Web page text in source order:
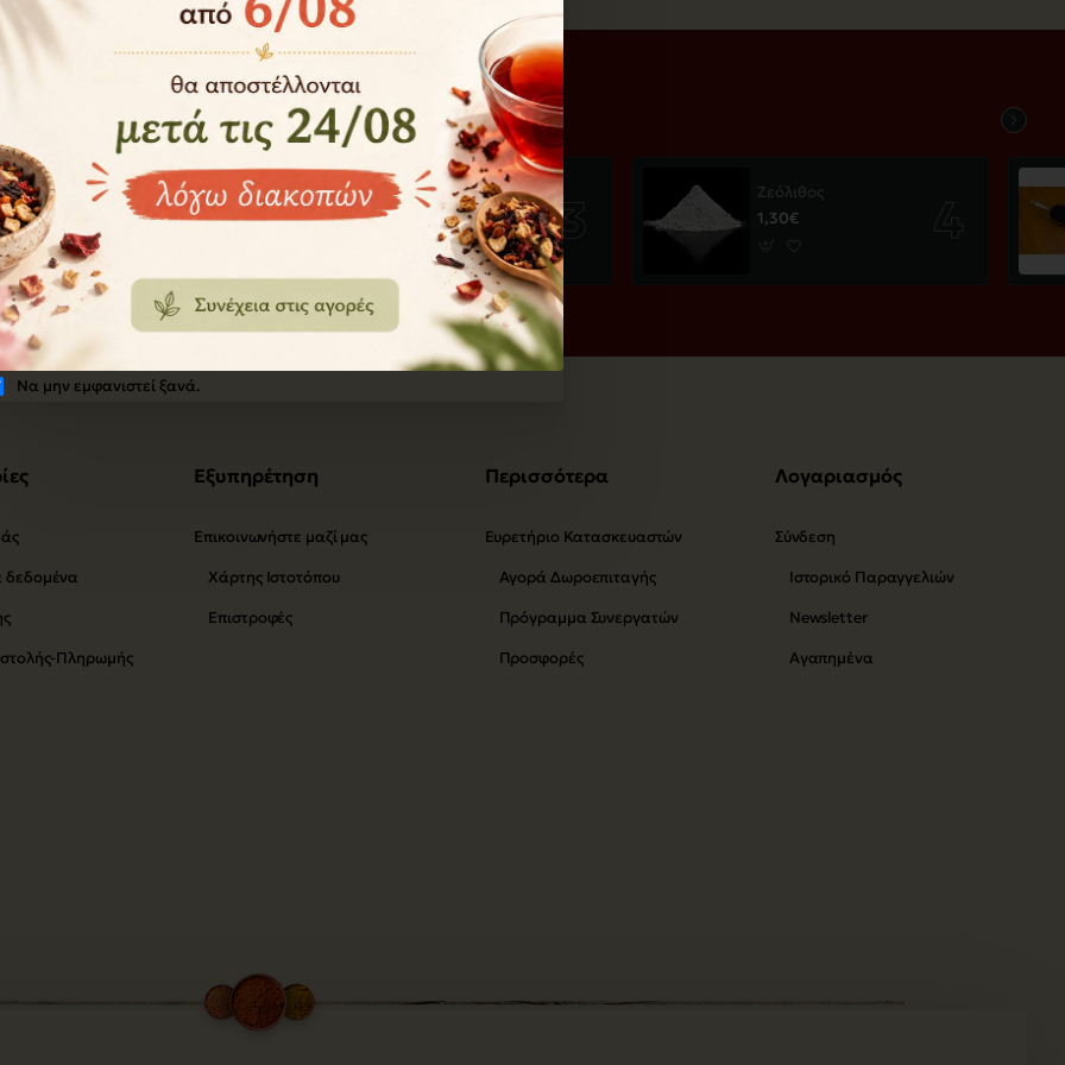
Να μην εμφανιστεί ξανά.
Ζελατίνη Ζωική Σε
Σκόνη - Κολλαγόνο
4,10€
Μανδραγόρας ρίζα
50 γρ
Ζεόλιθος
1,30€
δεδομένα
Πληρωμής
Εξυπηρέτηση
Επικοινωνήστε μαζί μας
Χάρτης Ιστοτόπου
Επιστροφές
Περισσότερα
Ευρετήριο Κατασκευαστών
Αγορά Δωροεπιταγής
Πρόγραμμα Συνεργατών
Προσφορές
Λογαριασμός
Σύνδεση
Ιστορικό Παραγγελιών
Newsletter
Αγαπημένα